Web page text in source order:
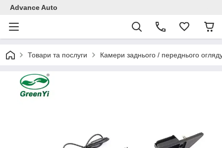
Advance Auto
Товари та послуги Камери заднього / переднього